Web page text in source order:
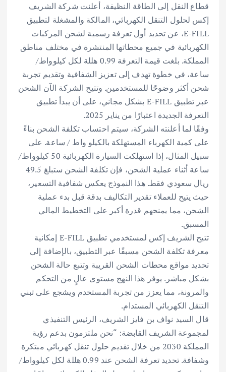
قطاع النقل إلى الطاقة النظيفة، أعلنت شركة الشريف
إكس لحلول التنقل الكهربائي، المالكة والمشغلة لتطبيق
E-FILL، عن تحديد أول تعرفة رسمية لشحن المركبات
الكهربائية في جميع محطاتها المنتشرة في مختلف مناطق
المملكة. بلغت قيمة التعرفة 0.99 هللة لكل كيلوواط/
ساعة، في خطوة تهدف إلى تعزيز الشفافية وتقديم تجربة
شحن أكثر وضوحًا للمستخدمين. وتتيح الشركة الآن الشحن
عبر تطبيق E-FILL بشكل مجاني، على أن يبدأ تطبيق
التعرفة الجديدة اعتبارًا من يناير 2025.
وفقًا لما أعلنته الشركة، سيتم احتساب تكلفة الشحن بناءً
على كمية الكهرباء المستهلكة بالكيلو واط / ساعة. على
سبيل المثال، إذا استهلكت السيارة الكهربائية 50 كيلوواط/
ساعة أثناء عملية الشحن، فإن تكلفة الشحن ستبلغ 49.5
ريال سعودي فقط. هذا النموذج يعكس شفافية التسعير،
حيث يتيح للعملاء تقدير التكاليف بدقة قبل بدء عملية
الشحن، مما يمنحهم قدرة أكبر على التخطيط المالي
المسبق.
تتيح الشريف إكس لمستخدمي تطبيق E-FILL إمكانية
معرفة تكلفة الشحن مسبقًا عبر التطبيق، بالإضافة إلى
تحديد مواقع محطات الشحن القريبة وتتبع حالة الشحن
بشكل مباشر. يوفر هذا النهج مستوى عالٍ من التحكم
والمرونة، مما يعزز من تجربة المستخدم ويشجع على تبني
التنقل الكهربائي المستدام.
قال السيد نواف بن فايز الشريف، الرئيس التنفيذي
لمجموعة الشريف القابضة: “نحن ملتزمون بدعم رؤية
المملكة 2030 من خلال تقديم حلول تنقل كهربائي مبتكرة
وشفافة. تحديد تعرفة الشحن عند 0.99 هللة لكل كيلوواط/